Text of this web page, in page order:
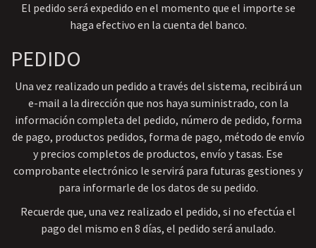
El pedido será expedido en el momento que el importe se
haga efectivo en la cuenta del banco.
PEDIDO
Una vez realizado un pedido a través del sistema, recibirá un
e-mail a la dirección que nos haya suministrado, con la
información completa del pedido, número de pedido, forma
de pago, productos pedidos, forma de pago, método de envío
y precios completos de productos, envío y tasas. Ese
comprobante electrónico le servirá para futuras gestiones y
para informarle de los datos de su pedido.
Recuerde que, una vez realizado el pedido, si no efectúa el
pago del mismo en 8 días, el pedido será anulado.